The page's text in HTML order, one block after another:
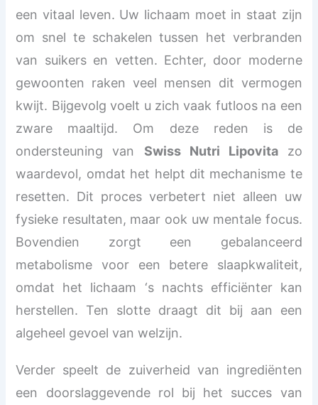
een vitaal leven. Uw lichaam moet in staat zijn
om snel te schakelen tussen het verbranden
van suikers en vetten. Echter, door moderne
gewoonten raken veel mensen dit vermogen
kwijt. Bijgevolg voelt u zich vaak futloos na een
zware maaltijd. Om deze reden is de
ondersteuning van Swiss Nutri Lipovitazo
waardevol, omdat het helpt dit mechanisme te
resetten. Dit proces verbetert niet alleen uw
fysieke resultaten, maar ook uw mentale focus.
Bovendien zorgt een gebalanceerd
metabolisme voor een betere slaapkwaliteit,
omdat het lichaam ‘s nachts efficiënter kan
herstellen. Ten slotte draagt dit bij aan een
algeheel gevoel van welzijn.
Verder speelt de zuiverheid van ingrediënten
een doorslaggevende rol bij het succes van